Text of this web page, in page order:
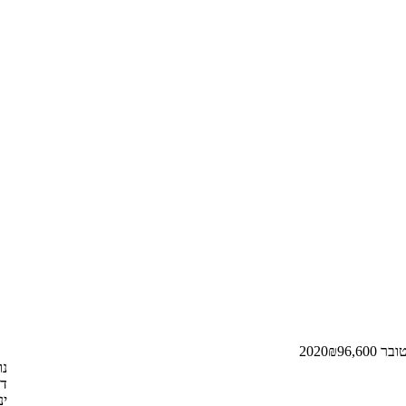
2020
₪96,600